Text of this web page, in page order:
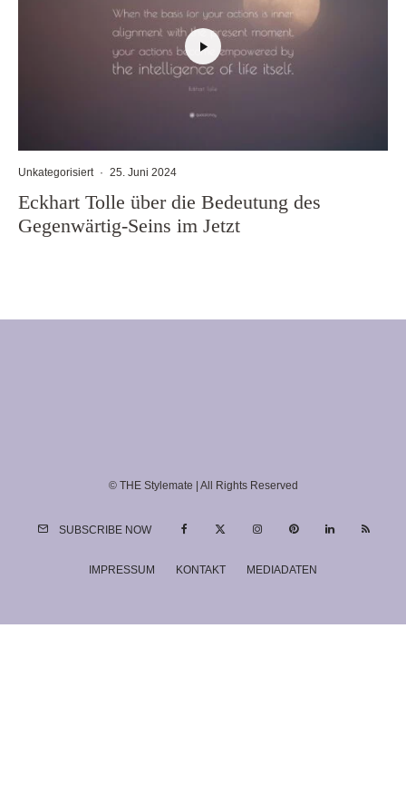
Unkategorisiert · 25. Juni 2024
Eckhart Tolle über die Bedeutung des
Gegenwärtig-Seins im Jetzt
© THE Stylemate | All Rights Reserved
SUBSCRIBE NOW
IMPRESSUM KONTAKT MEDIADATEN